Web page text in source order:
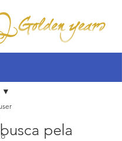
pela